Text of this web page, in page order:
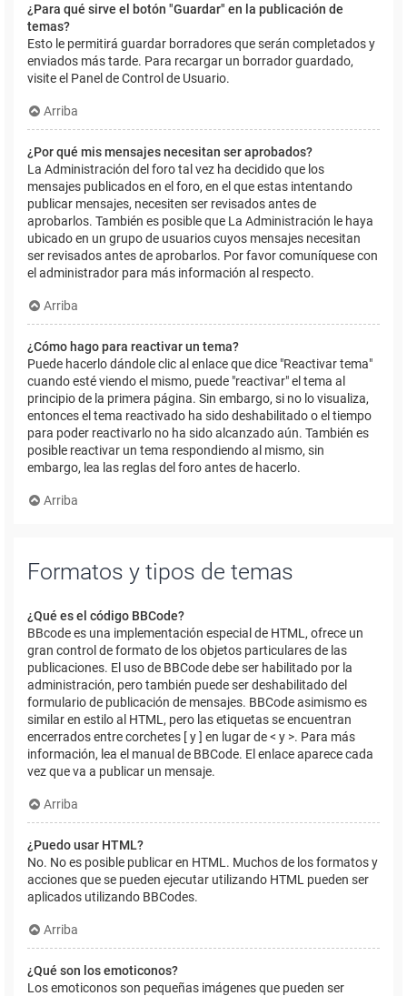
¿Para qué sirve el botón "Guardar" en la publicación de
temas?
Esto le permitirá guardar borradores que serán completados y
enviados más tarde. Para recargar un borrador guardado,
visite el Panel de Control de Usuario.
Arriba
¿Por qué mis mensajes necesitan ser aprobados?
La Administración del foro tal vez ha decidido que los
mensajes publicados en el foro, en el que estas intentando
publicar mensajes, necesiten ser revisados antes de
aprobarlos. También es posible que La Administración le haya
ubicado en un grupo de usuarios cuyos mensajes necesitan
ser revisados antes de aprobarlos. Por favor comuníquese con
el administrador para más información al respecto.
Arriba
¿Cómo hago para reactivar un tema?
Puede hacerlo dándole clic al enlace que dice "Reactivar tema"
cuando esté viendo el mismo, puede "reactivar" el tema al
principio de la primera página. Sin embargo, si no lo visualiza,
entonces el tema reactivado ha sido deshabilitado o el tiempo
para poder reactivarlo no ha sido alcanzado aún. También es
posible reactivar un tema respondiendo al mismo, sin
embargo, lea las reglas del foro antes de hacerlo.
Arriba
Formatos y tipos de temas
¿Qué es el código BBCode?
BBcode es una implementación especial de HTML, ofrece un
gran control de formato de los objetos particulares de las
publicaciones. El uso de BBCode debe ser habilitado por la
administración, pero también puede ser deshabilitado del
formulario de publicación de mensajes. BBCode asimismo es
similar en estilo al HTML, pero las etiquetas se encuentran
encerrados entre corchetes [ y ] en lugar de < y >. Para más
información, lea el manual de BBCode. El enlace aparece cada
vez que va a publicar un mensaje.
Arriba
¿Puedo usar HTML?
No. No es posible publicar en HTML. Muchos de los formatos y
acciones que se pueden ejecutar utilizando HTML pueden ser
aplicados utilizando BBCodes.
Arriba
¿Qué son los emoticonos?
Los emoticonos son pequeñas imágenes que pueden ser